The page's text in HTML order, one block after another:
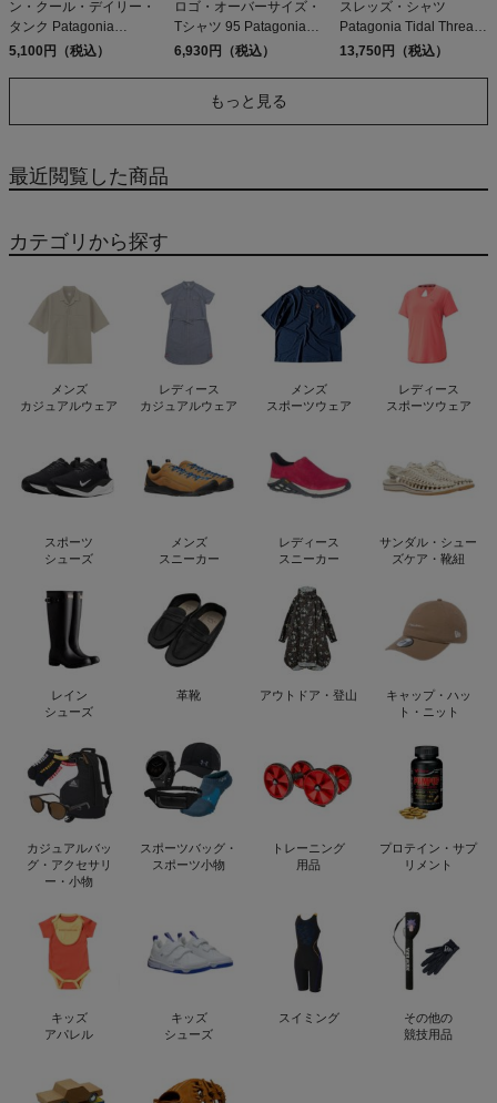
ン・クール・デイリー・
タンク Patagonia
Capilene Cool Daily
5,100円（税込）
ロゴ・オーバーサイズ・
Tシャツ 95 Patagonia
Oval Logo Oversized T-
6,930円（税込）
スレッズ・シャツ
Patagonia Tidal Threads
Shirt
13,750円（税込）
もっと見る
最近閲覧した商品
カテゴリから探す
メンズ
カジュアルウェア
レディース
カジュアルウェア
メンズ
スポーツウェア
レディース
スポーツウェア
スポーツ
シューズ
メンズ
スニーカー
レディース
スニーカー
サンダル・シュー
ズケア・靴紐
レイン
シューズ
革靴 アウトドア・登山
キャップ・ハッ
ト・ニット
カジュアルバッ
グ・アクセサリ
ー・小物
スポーツバッグ・
スポーツ小物
トレーニング
用品
プロテイン・サプ
リメント
キッズ
アパレル
キッズ
シューズ
スイミング
その他の
競技用品